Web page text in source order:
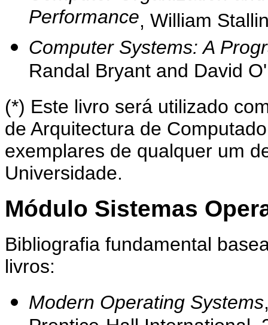
Performance, William
Computer Systems: A
Randal Bryant and David
(*) Este livro será utilizado
de Arquitectura de
exemplares de qualquer um
Universidade.
Módulo Sistemas
Bibliografia fundamental
livros:
Modern Operating Systems